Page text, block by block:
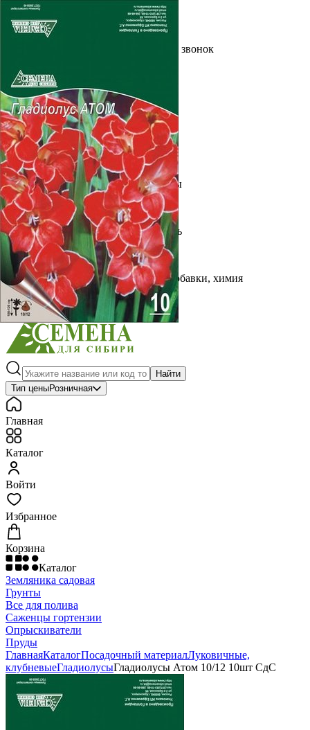
Выберите город
Заказать обратный звонок
Каталог
Семена
Грунты
Газонные травы, сидераты
Горшки, рассадники, аксессуары
Посадочный материал
Садовый инструмент, инвентарь
Консервирование
Средства защиты, удобрения, добавки, химия
Обустройство сада, декор
Найти
Тип ценыРозничная
Главная
Каталог
Войти
Избранное
Корзина
Каталог
Земляника садовая
Грунты
Все для полива
Саженцы гортензии
Опрыскиватели
Пруды
ГлавнаяКаталогПосадочный материалЛуковичные,
клубневыеГладиолусыГладиолусы Атом 10/12 10шт СдС